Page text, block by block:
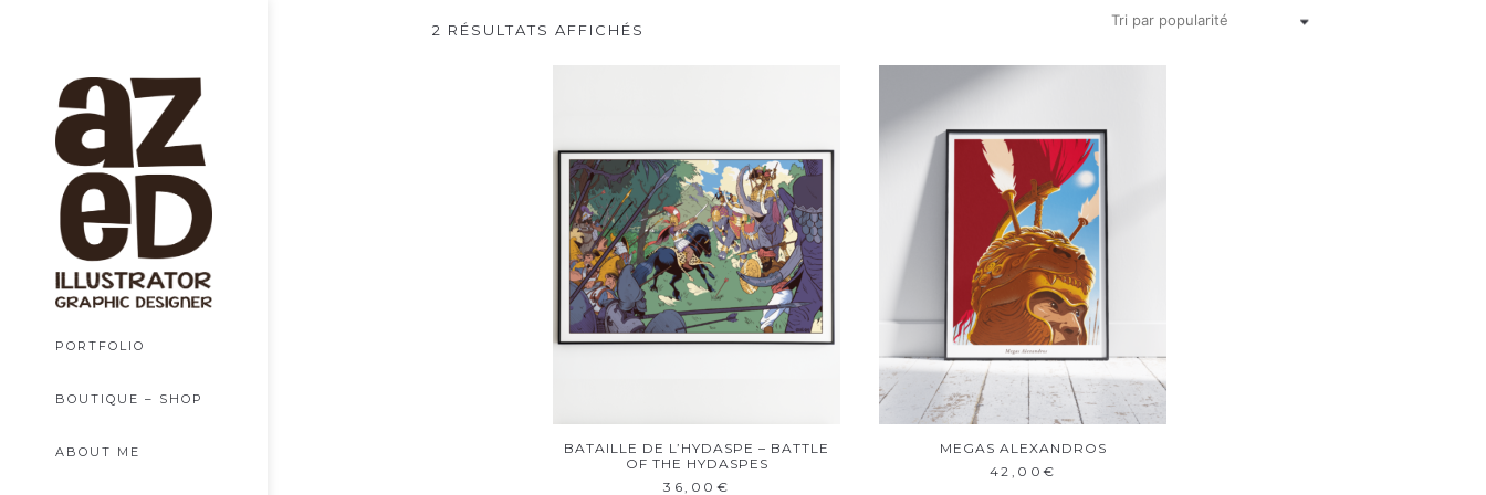
PORTFOLIO
BOUTIQUE – SHOP
ABOUT ME
2 RÉSULTATS AFFICHÉS
BATAILLE DE L’HYDASPE – BATTLE
OF THE HYDASPES
36,00 €
AJOUTER AU PANIER
MEGAS ALEXANDROS
42,00€
AJOUTER AU PANIER